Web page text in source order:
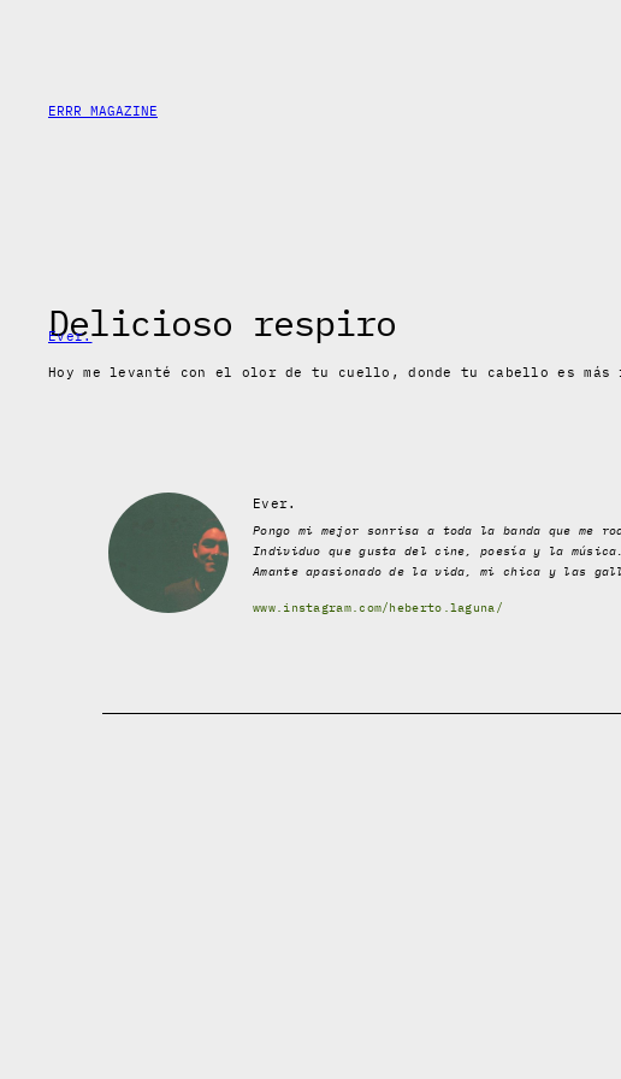
ERRR MAGAZINE
Delicioso respiro
Ever.
Hoy me levanté con el olor de tu cuello, donde tu cabello es
Ever.
Pongo mi mejor sonrisa a toda la banda que me
Individuo que gusta del cine, poesía y la música.
Amante apasionado de la vida, mi chica y las
www.instagram.com/heberto.laguna/